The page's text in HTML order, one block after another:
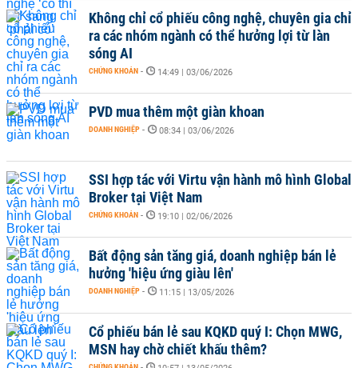
Không chỉ cổ phiếu công nghệ, chuyên gia chỉ
ra các nhóm ngành có thể hưởng lợi từ làn
sóng AI
CHỨNG KHOÁN - 14:49 | 03/06/2026
PVD mua thêm một giàn khoan
DOANH NGHIỆP - 08:34 | 03/06/2026
SSI hợp tác với Virtu vận hành mô hình Global
Broker tại Việt Nam
CHỨNG KHOÁN - 19:10 | 02/06/2026
Bất động sản tăng giá, doanh nghiệp bán lẻ
hưởng 'hiệu ứng giàu lên'
DOANH NGHIỆP - 11:15 | 13/05/2026
Cổ phiếu bán lẻ sau KQKD quý I: Chọn MWG,
MSN hay chờ chiết khấu thêm?